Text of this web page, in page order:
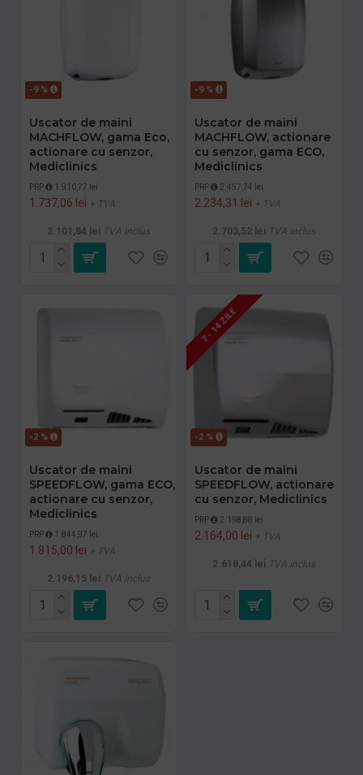
-9 %
Uscator de maini
MACHFLOW, gama Eco,
actionare cu senzor,
Mediclinics
PRP 1.910,77 lei
1.737,06 lei + TVA
2.101,84 lei TVA inclus
-9 %
Uscator de maini
MACHFLOW, actionare
cu senzor, gama ECO,
Mediclinics
PRP 2.457,74 lei
2.234,31 lei + TVA
2.703,52 lei TVA inclus
-2 %
Uscator de maini
SPEEDFLOW, gama ECO,
actionare cu senzor,
Mediclinics
PRP 1.844,97 lei
1.815,00 lei + TVA
2.196,15 lei TVA inclus
-2 %
7 - 14 ZILE
Uscator de maini
SPEEDFLOW, actionare
cu senzor, Mediclinics
PRP 2.198,88 lei
2.164,00 lei + TVA
2.618,44 lei TVA inclus